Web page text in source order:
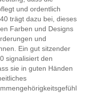
und ordentlich
trägt dazu bei, dieses
Farben und Designs
und
Ein gut sitzender
signalisiert den
sie in guten Händen